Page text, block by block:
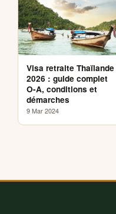
Visa retraite Thaïlande
2026 : guide complet
O-A, conditions et
démarches
9 Mar 2024